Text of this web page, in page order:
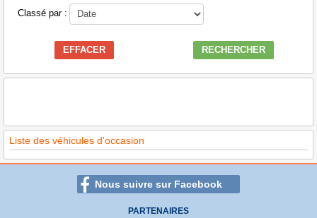
Classé par :
EFFACER RECHERCHER
Liste des véhicules d'occasion
Nous suivre sur Facebook
PARTENAIRES